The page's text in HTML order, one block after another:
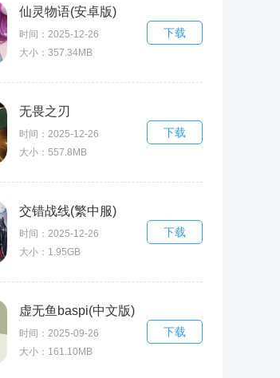
仙灵物语(安卓版)
时间：2025-12-26
大小：357.34MB
下载
无畏之刃
时间：2025-12-26
大小：557.8MB
下载
交错战线(繁中服)
时间：2025-12-26
大小：1.95GB
下载
虚无鱼baspi(中文版)
时间：2025-09-26
大小：161.10MB
下载